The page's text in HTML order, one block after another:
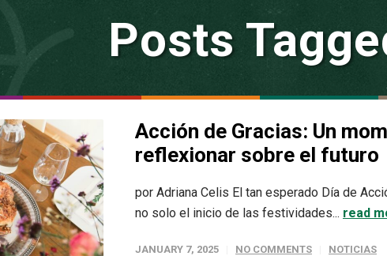
Posts
Acción de Gracias: Un
reflexionar sobre el futuro
por Adriana Celis El tan esperado Día de
no solo el inicio de las festividades... read
JANUARY 7, 2025 NO COMMENTS NOTICIAS